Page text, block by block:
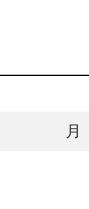
月